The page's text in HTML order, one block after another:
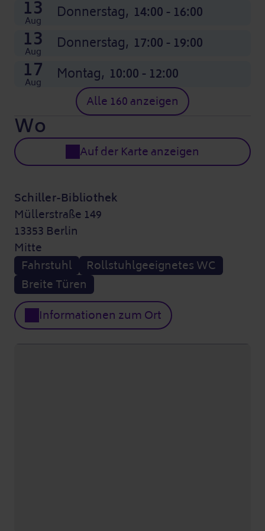
13
Aug Donnerstag, 14:00 - 16:00
13
Aug Donnerstag, 17:00 - 19:00
17
Aug Montag, 10:00 - 12:00
Alle 160 anzeigen
Wo
Auf der Karte anzeigen
Schiller-Bibliothek
Müllerstraße 149
13353 Berlin
Mitte
Fahrstuhl
Rollstuhlgeeignetes WC
Breite Türen
Informationen zum Ort